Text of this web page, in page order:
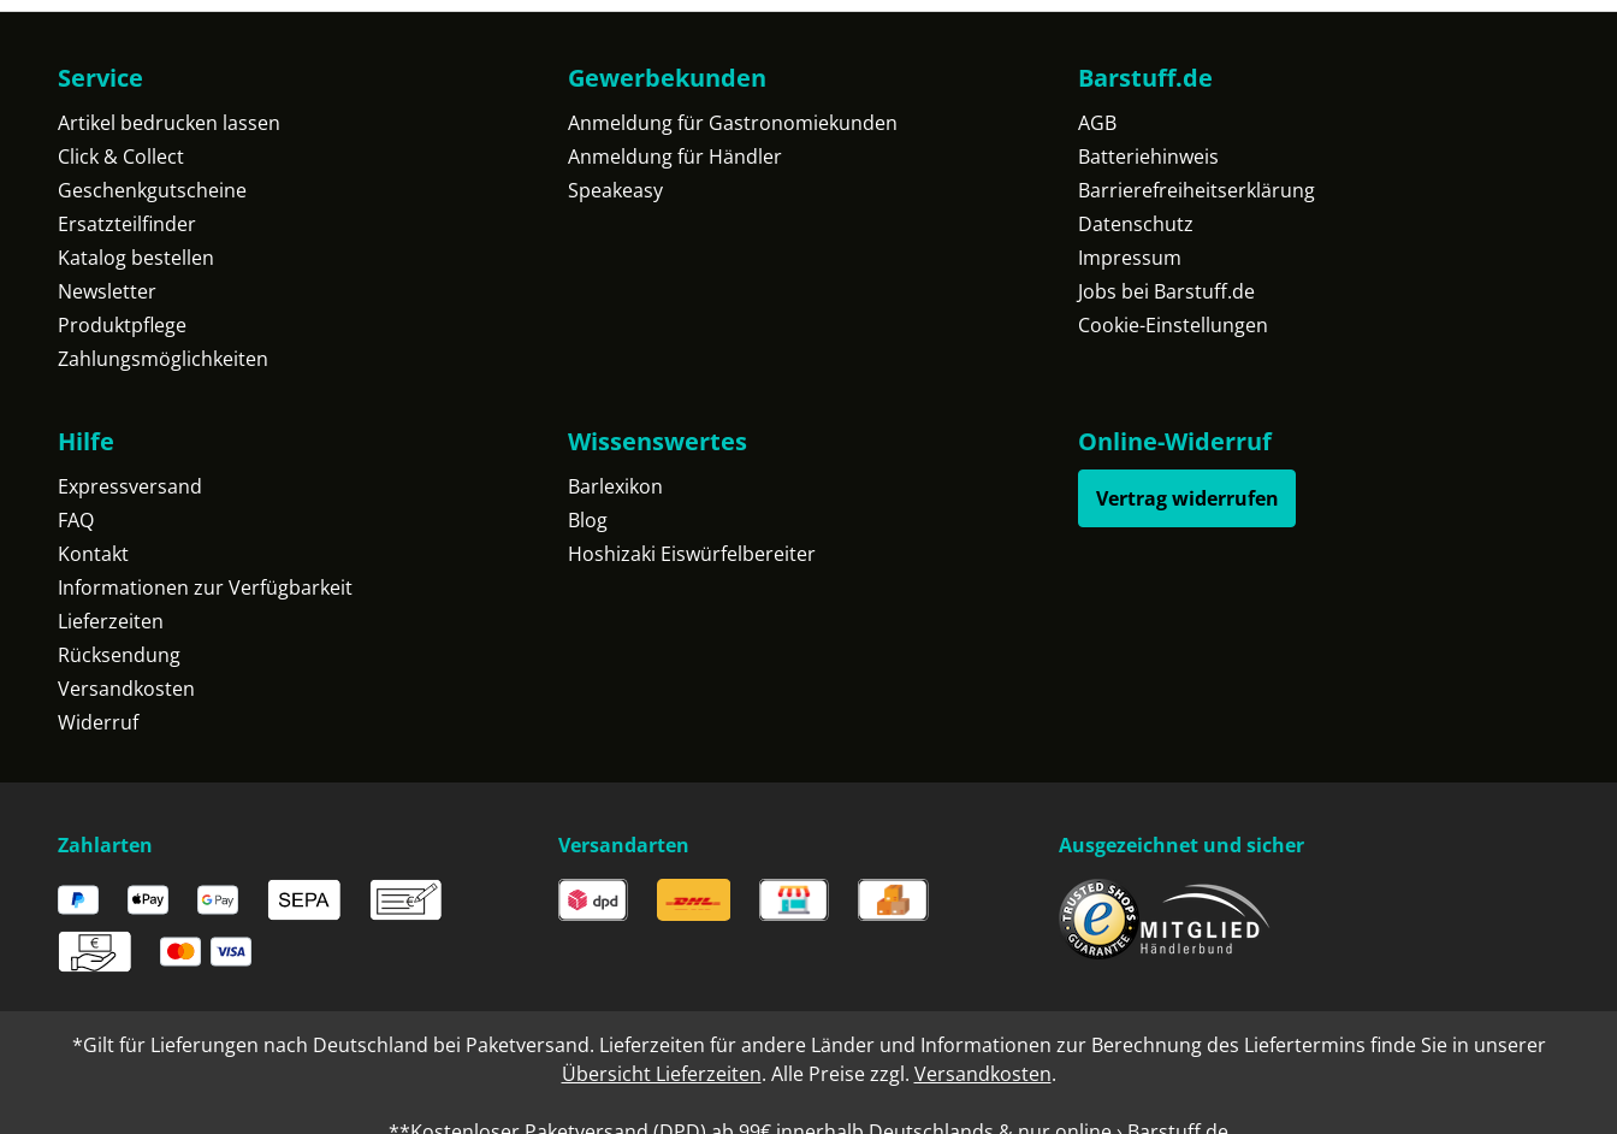
Service
Artikel bedrucken lassen
Click & Collect
Geschenkgutscheine
Ersatzteilfinder
Katalog bestellen
Newsletter
Produktpflege
Zahlungsmöglichkeiten
Gewerbekunden
Anmeldung für Gastronomiekunden
Anmeldung für Händler
Speakeasy
Barstuff.de
AGB
Batteriehinweis
Barrierefreiheitserklärung
Datenschutz
Impressum
Jobs bei Barstuff.de
Cookie-Einstellungen
Hilfe
Expressversand
FAQ
Kontakt
Informationen zur Verfügbarkeit
Lieferzeiten
Rücksendung
Versandkosten
Widerruf
Wissenswertes
Barlexikon
Blog
Hoshizaki Eiswürfelbereiter
Online-Widerruf
Vertrag widerrufen
Zahlarten Versandarten Ausgezeichnet und sicher
*Gilt für Lieferungen nach Deutschland bei Paketversand. Lieferzeiten für andere Länder und Informationen zur Berechnung des Liefertermins finde Sie in unserer
Übersicht Lieferzeiten. Alle Preise zzgl. Versandkosten.